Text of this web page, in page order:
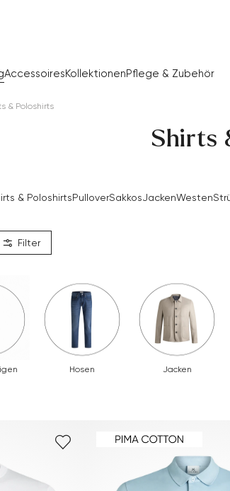
AccessoiresKollektionenPflege & Zubehör
& Poloshirts
Shirts
& PoloshirtsPulloverSakkosJackenWesten
Filter
Hosen Jacken